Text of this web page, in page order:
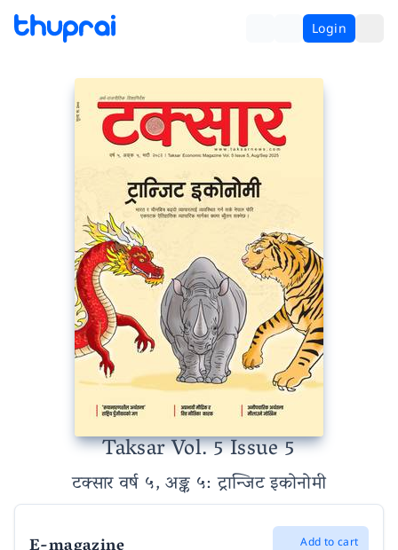
Login
Taksar Vol. 5 Issue 5
टक्सार वर्ष ५, अङ्क ५: ट्रान्जिट इकोनोमी
Add to cart